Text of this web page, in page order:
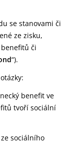
se stanovami či
ze zisku,
či
“).
benefit ve
tvoří sociální
sociálního